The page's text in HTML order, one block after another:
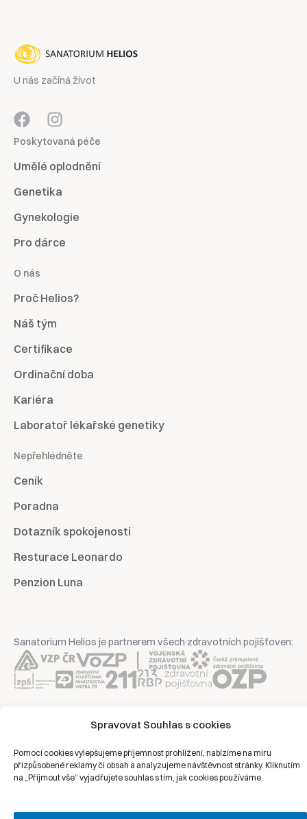
Spravovat Souhlas s cookies
Pomocí cookies vylepšujeme příjemnost prohlížení, nabízíme na míru
přizpůsobené reklamy či obsah a analyzujeme návštěvnost stránky. Kliknutím
na „Přijmout vše“ vyjadřujete souhlas s tím, jak cookies používáme.
U nás začíná život
Poskytovaná péče
Umělé oplodnění
Genetika
Gynekologie
Pro dárce
O nás
Proč Helios?
Náš tým
Certifikace
Ordinační doba
Kariéra
Laboratoř lékařské genetiky
Nepřehlédněte
Ceník
Poradna
Dotazník spokojenosti
Resturace Leonardo
Penzion Luna
Sanatorium Helios je partnerem všech zdravotních pojišťoven:
Ochrana osobních údajů
Právní prohlášení